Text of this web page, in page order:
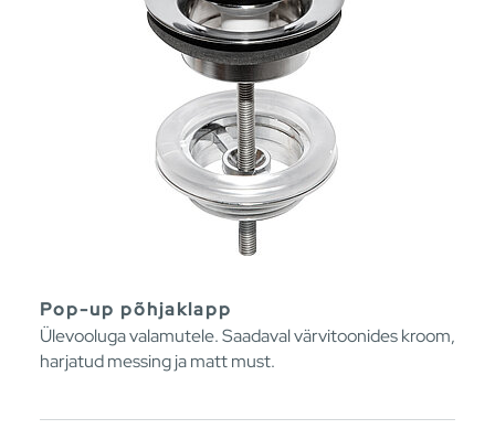
Pop-up põhjaklapp
Ülevooluga valamutele. Saadaval värvitoonides kroom,
harjatud messing ja matt must.